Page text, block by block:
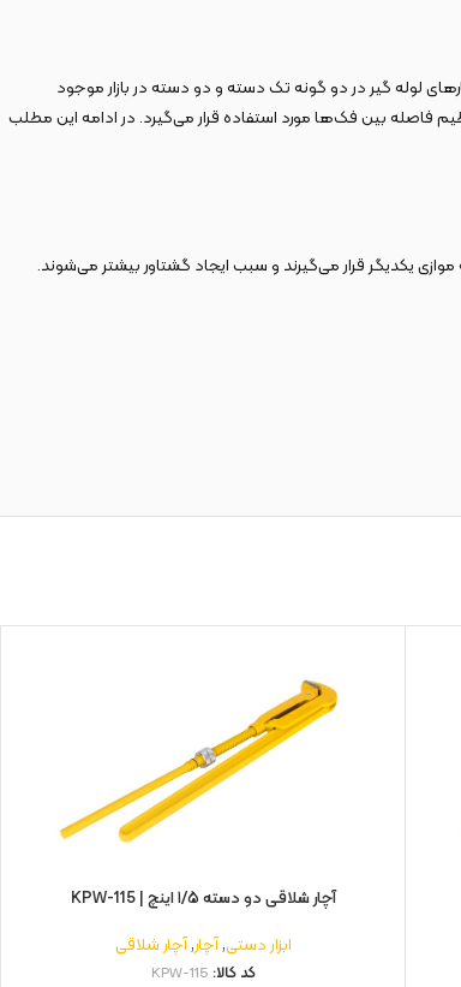
لوله‌ گیر در دو گونه تک دسته و دو دسته در بازار موجود
فاصله بین فک‌ها مورد استفاده قرار می‌گیرد. در ادامه این مطلب
آچار شلاقی دو دسته ۱/۵ اینچ | KPW-115
ابزار دستی,آچار,آچار شلاقی
کد کالا: KPW-115